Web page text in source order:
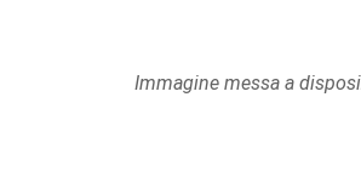
Immagine messa a